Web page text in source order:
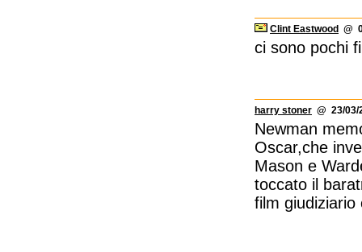
Clint Eastwood @
ci sono pochi
harry stoner @ 23/03/
Newman
Oscar,che
Mason e
toccato il
film